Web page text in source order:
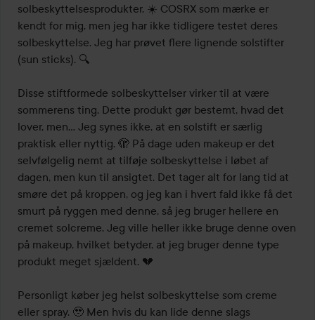
solbeskyttelsesprodukter. ☀️ COSRX som mærke er
kendt for mig, men jeg har ikke tidligere testet deres
solbeskyttelse. Jeg har prøvet flere lignende solstifter
(sun sticks). 🔍
Disse stiftformede solbeskyttelser virker til at være
sommerens ting. Dette produkt gør bestemt, hvad det
lover, men... Jeg synes ikke, at en solstift er særlig
praktisk eller nyttig. 🫣 På dage uden makeup er det
selvfølgelig nemt at tilføje solbeskyttelse i løbet af
dagen, men kun til ansigtet. Det tager alt for lang tid at
smøre det på kroppen, og jeg kan i hvert fald ikke få det
smurt på ryggen med denne, så jeg bruger hellere en
cremet solcreme. Jeg ville heller ikke bruge denne oven
på makeup, hvilket betyder, at jeg bruger denne type
produkt meget sjældent. 💔
Personligt køber jeg helst solbeskyttelse som creme
eller spray. 🥹 Men hvis du kan lide denne slags